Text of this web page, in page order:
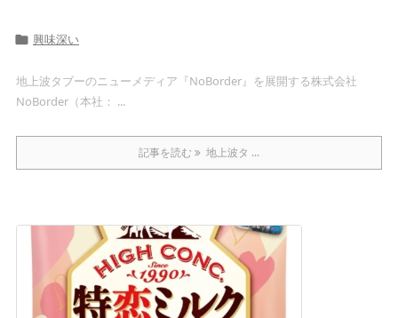
 興味深い
地上波タブーのニューメディア『NoBorder』を展開する株式会社
NoBorder（本社： ...
記事を読む 地上波タ ...